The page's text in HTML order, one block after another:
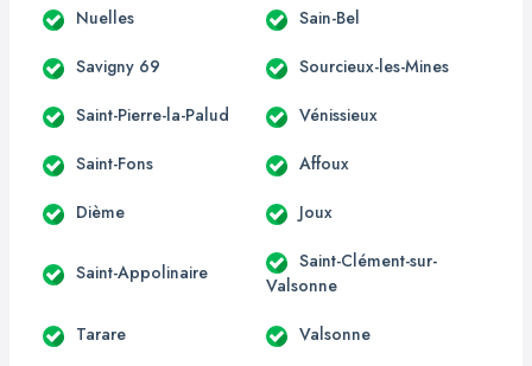
Nuelles Sain-Bel
Savigny 69 Sourcieux-les-Mines
Saint-Pierre-la-Palud Vénissieux
Saint-Fons Affoux
Dième Joux
Saint-Appolinaire
Saint-Clément-sur-
Valsonne
Tarare Valsonne